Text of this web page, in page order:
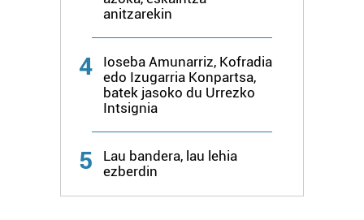
anitzarekin
4
Ioseba Amunarriz, Kofradia
edo Izugarria Konpartsa,
batek jasoko du Urrezko
Intsignia
5
Lau bandera, lau lehia
ezberdin